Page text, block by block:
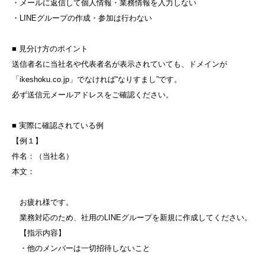
・メールに返信して個人情報・業務情報を入力しない
・LINEグループの作成・参加は行わない
■ 見分け方のポイント
送信者名に当社名や代表者名が表示されていても、ドメインが
「ikeshoku.co.jp」でなければ“なりすまし”です。
必ず送信元メールアドレスをご確認ください。
■ 実際に確認されている例
【例１】
件名：（当社名）
本文：
お疲れ様です。
業務対応のため、社用のLINEグループを新規に作成してください。
【指示内容】
・他のメンバーは一切招待しないこと